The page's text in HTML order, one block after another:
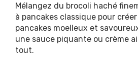
Mélangez du brocoli haché
à pancakes classique pour
pancakes moelleux et
une sauce piquante ou crème
tout.